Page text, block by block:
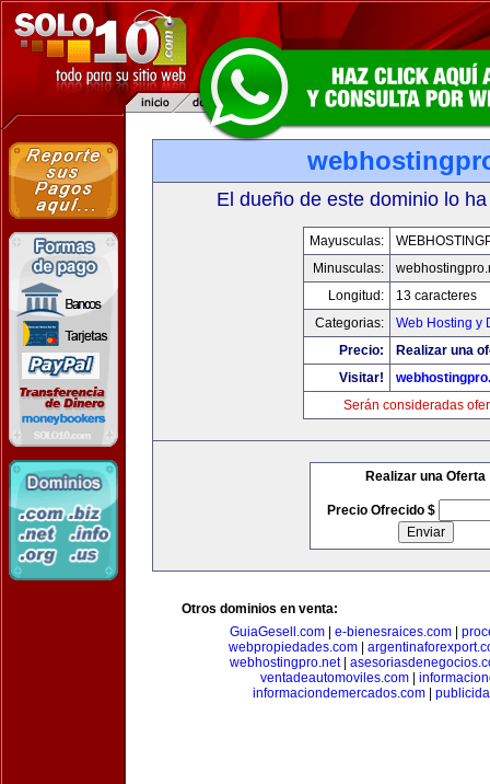
El dueño de este dominio lo
Mayusculas:
Minusculas:
Longitud:
13 caracteres
Categorias:
Web Hosting y
Precio:
Realizar una
Visitar!
Serán consideradas
Realizar una Oferta
Precio Ofrecido $
Otros dominios en venta:
GuiaGesell.com
e-bienesraices.com
webpropiedades.com
webhostingpro.net|
ventadeautomoviles.com|
informaciondemercados.com|